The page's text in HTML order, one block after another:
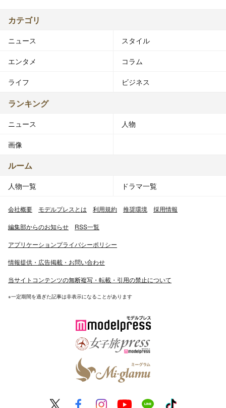
カテゴリ
ニュース スタイル
エンタメ コラム
ライフ ビジネス
ランキング
ニュース 人物
画像
ルーム
人物一覧 ドラマ一覧
会社概要 モデルプレスとは 利用規約 推奨環境 採用情報
編集部からのお知らせ RSS一覧
アプリケーションプライバシーポリシー
情報提供・広告掲載・お問い合わせ
当サイトコンテンツの無断複写・転載・引用の禁止について
※一定期間を過ぎた記事は非表示になることがあります